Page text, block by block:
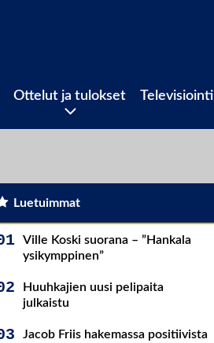
Ottelut ja tulokset Televisiointi
Luetuimmat
Ville Koski suorana – ”Hankala
ysikymppinen”
Huuhkajien uusi pelipaita
julkaistu
Jacob Friis hakemassa positiivista